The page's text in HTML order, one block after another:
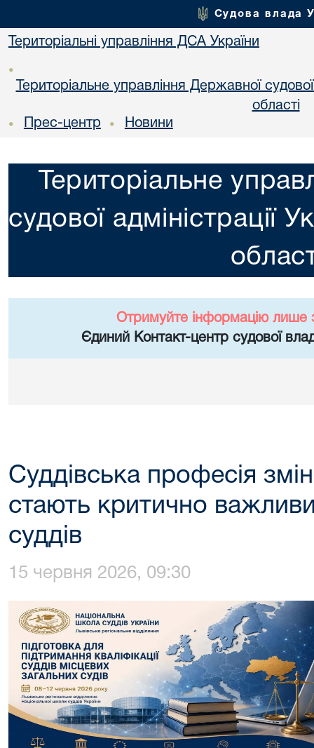
Судова влада
Територіальні управління ДСА України
•
Територіальне управління Державної
областi
• Прес-центр • Новини
Територіальне
судової адміністрації
Отримуйте інформацію лише
Єдиний Контакт-центр судової
Суддівська професія
стають критично
суддів
15 червня 2026, 09:30